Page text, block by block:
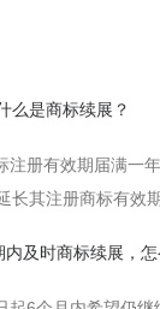
么是商标续展？
注册有效期届满一
长其注册商标有效期
及时商标续展，怎